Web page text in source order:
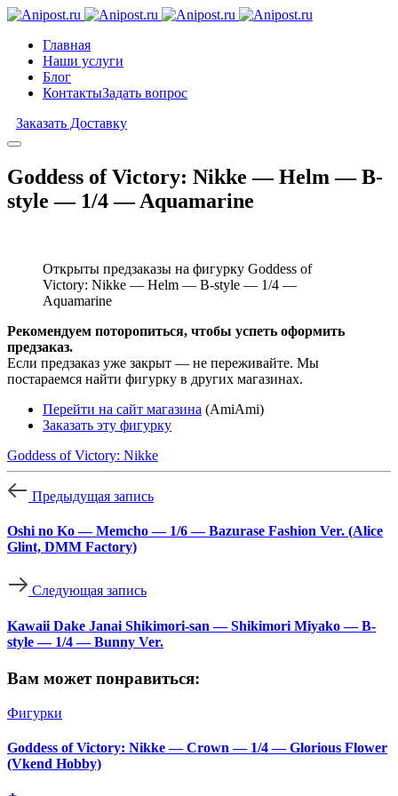
Главная
Наши услуги
Блог
КонтактыЗадать вопрос
Заказать Доставку
Goddess of Victory: Nikke — Helm — B-
style — 1/4 — Aquamarine
Открыты предзаказы на фигурку Goddess of
Victory: Nikke — Helm — B-style — 1/4 —
Aquamarine
Рекомендуем поторопиться, чтобы успеть оформить
предзаказ.
Если предзаказ уже закрыт — не переживайте. Мы
постараемся найти фигурку в других магазинах.
Перейти на сайт магазина (AmiAmi)
Заказать эту фигурку
Goddess of Victory: Nikke
Предыдущая запись
Oshi no Ko — Memcho — 1/6 — Bazurase Fashion Ver. (Alice
Glint, DMM Factory)
Следующая запись
Kawaii Dake Janai Shikimori-san — Shikimori Miyako — B-
style — 1/4 — Bunny Ver.
Вам может понравиться:
Фигурки
Goddess of Victory: Nikke — Crown — 1/4 — Glorious Flower
(Vkend Hobby)